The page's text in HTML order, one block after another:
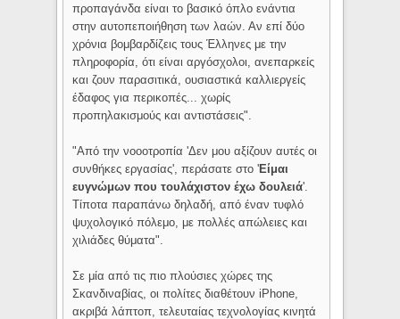
προπαγάνδα είναι το βασικό όπλο ενάντια
στην αυτοπεποιήθηση των λαών. Αν επί δύο
χρόνια βομβαρδίζεις τους Έλληνες με την
πληροφορία, ότι είναι αργόσχολοι, ανεπαρκείς
και ζουν παρασιτικά, ουσιαστικά καλλιεργείς
έδαφος για περικοπές... χωρίς
προπηλακισμούς και αντιστάσεις".
"Από την νοοοτροπία 'Δεν μου αξίζουν αυτές οι
συνθήκες εργασίας', περάσατε στο 'Είμαι
ευγνώμων που τουλάχιστον έχω δουλειά'.
Τίποτα παραπάνω δηλαδή, από έναν τυφλό
ψυχολογικό πόλεμο, με πολλές απώλειες και
χιλιάδες θύματα".
Σε μία από τις πιο πλούσιες χώρες της
Σκανδιναβίας, οι πολίτες διαθέτουν iPhone,
ακριβά λάπτοπ, τελευταίας τεχνολογίας κινητά